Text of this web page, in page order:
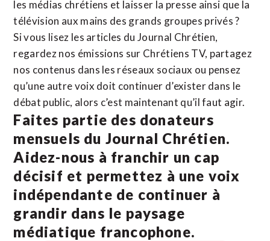
les médias chrétiens et laisser la presse ainsi que la
télévision aux mains des grands groupes privés ?
Si vous lisez les articles du Journal Chrétien,
regardez nos émissions sur Chrétiens TV, partagez
nos contenus dans les réseaux sociaux ou pensez
qu’une autre voix doit continuer d’exister dans le
débat public, alors c’est maintenant qu’il faut agir.
Faites partie des donateurs
mensuels du Journal Chrétien.
Aidez-nous à franchir un cap
décisif et permettez à une voix
indépendante de continuer à
grandir dans le paysage
médiatique francophone.